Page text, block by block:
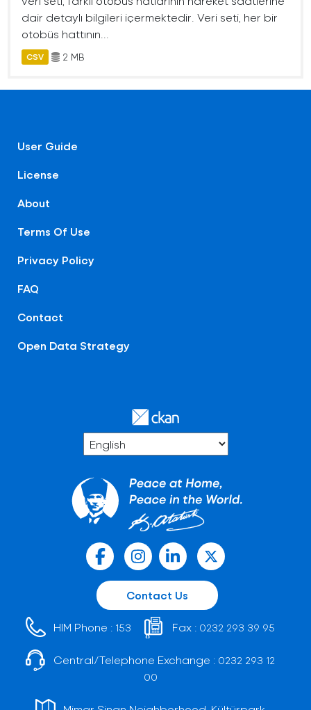
dair detaylı bilgileri içermektedir. Veri seti, her bir
otobüs hattının...
CSV 2 MB
User Guide
License
About
Terms Of Use
Privacy Policy
FAQ
Contact
Open Data Strategy
Contact Us
HIM Phone : 153 Fax : 0232 293 39 95
Central/Telephone Exchange : 0232 293 12
00